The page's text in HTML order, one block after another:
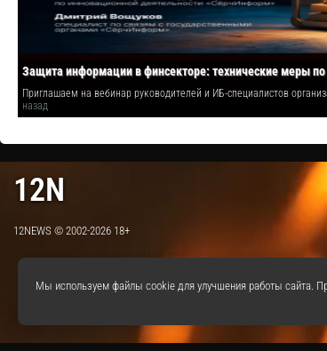
Защита информации в финсекторе: технические меры
Приглашаем на вебинар руководителей и ИБ-специалистов
назад
12N
12NEWS © 2002-2026 18+
Мы используем файлы cookie для улучшения работы сайта.